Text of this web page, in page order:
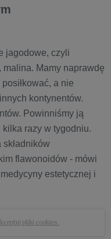
jagodowe, czyli
malina. Mamy naprawdę
a nie
kontynentów.
Powinniśmy ją
razy w tygodniu.
flawonoidów - mówi
estetycznej i
pliki cookies.